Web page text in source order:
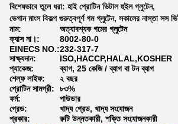
বিশেষভাবে তুলে ধরা: হাই প্রোটিন ভিটাল হুইল গ্লুটেন,
ভেগান মাংস বিকল্প গুরুত্বপূর্ণ গম গ্লুটেন, সকালের নাস্তা সস
নাম:
অত্যাবশ্যক গমের গ্লুটেন
ক্যাস না।:
8002-80-0
EINECS NO.:232-317-7
সাক্ষ্যদান:
ISO,HACCP,HALAL,KOSHER
প্যাকেজ:
ব্যাগ, 25 কেজি / ব্যাগ বা টন ব্যাগ
শেল্ফ লাইফ:
২ বছর
প্রোটিন সামগ্রী:
৮৩%
ফর্ম:
পাউডার
গ্রেড:
খাদ্য গ্রেড, খাদ্য সংযোজন
প্রকার:
রুটি উন্নতকারী, শক্তি সংযোজনকারী